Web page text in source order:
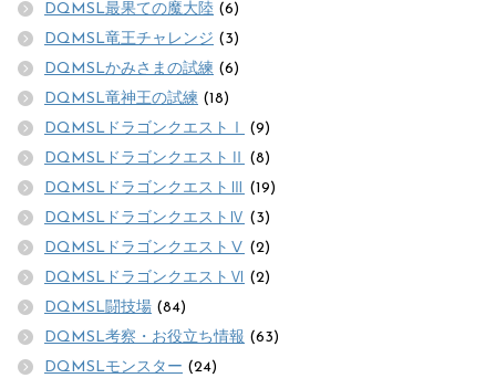
DQMSL最果ての魔大陸 (6)
DQMSL竜王チャレンジ (3)
DQMSLかみさまの試練 (6)
DQMSL竜神王の試練 (18)
DQMSLドラゴンクエストⅠ
(9)
DQMSLドラゴンクエストⅡ (8)
DQMSLドラゴンクエストⅢ (19)
DQMSLドラゴンクエストⅣ (3)
DQMSLドラゴンクエストⅤ (2)
DQMSLドラゴンクエストⅥ (2)
DQMSL闘技場 (84)
DQMSL考察・お役立ち情報 (63)
DQMSLモンスター (24)